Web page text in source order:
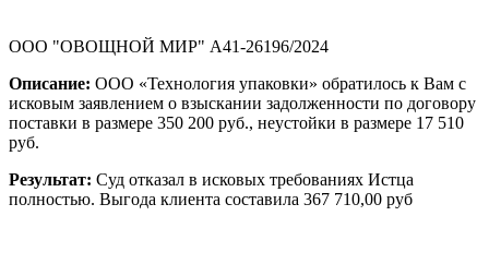
ООО "ОВОЩНОЙ МИР" А41-26196/2024
Описание: ООО «Технология упаковки» обратилось к Вам с
исковым заявлением о взыскании задолженности по договору
поставки в размере 350 200 руб., неустойки в размере 17 510
руб.
Результат: Суд отказал в исковых требованиях Истца
полностью. Выгода клиента составила 367 710,00 руб